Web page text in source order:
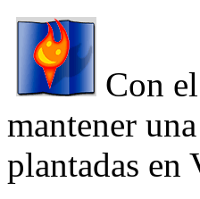
Con
mantener
plantadas en